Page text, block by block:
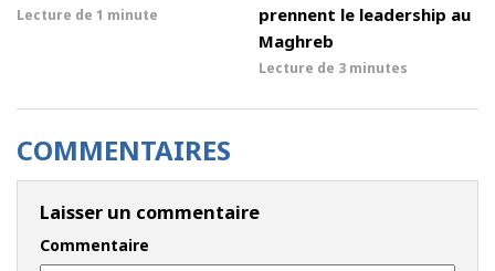
Lecture de 1 minute
prennent le leadership au
Maghreb
Lecture de 3 minutes
COMMENTAIRES
Laisser un commentaire
Commentaire